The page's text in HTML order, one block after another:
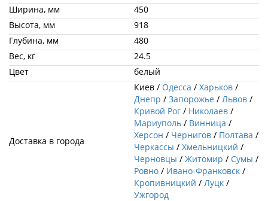
Ширина, мм
450
Высота, мм
918
Глубина, мм
480
Вес, кг
24.5
Цвет
белый
Доставка в города
Киев / Одесса / Харьков /
Днепр / Запорожье / Львов /
Кривой Рог / Николаев /
Мариуполь / Винница /
Херсон / Чернигов / Полтава /
Черкассы / Хмельницкий /
Черновцы / Житомир / Сумы /
Ровно / Ивано-Франковск /
Кропивницкий / Луцк /
Ужгород